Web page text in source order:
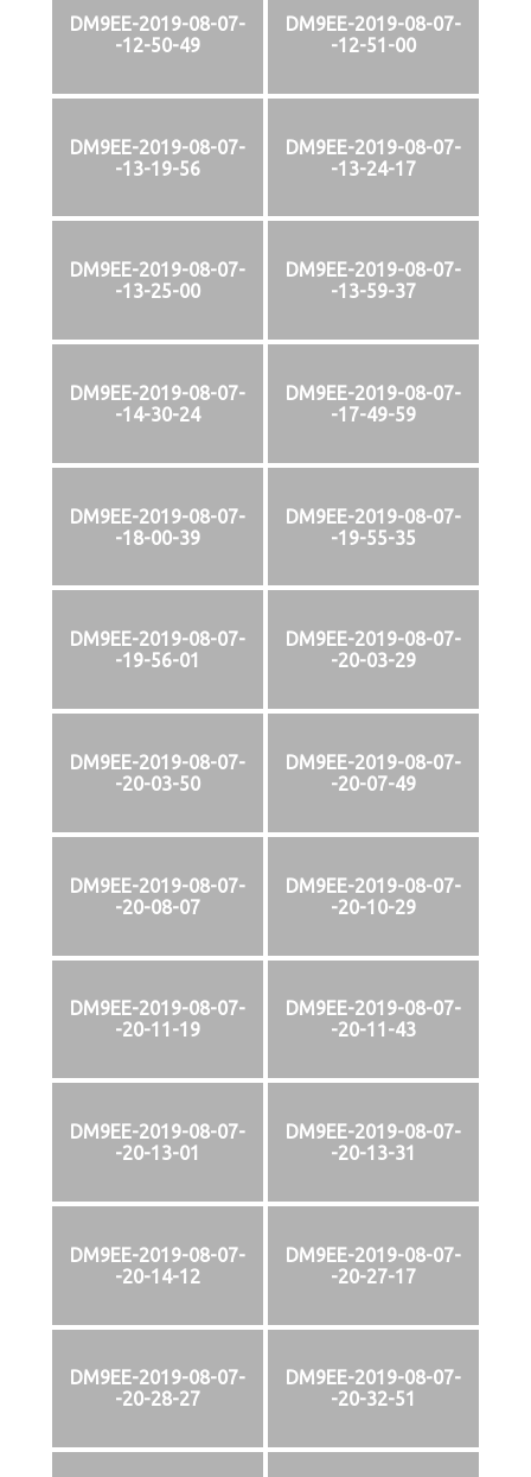
DM9EE-2019-08-07-
-12-50-49
DM9EE-2019-08-07-
-12-51-00
DM9EE-2019-08-07-
-13-19-56
DM9EE-2019-08-07-
-13-24-17
DM9EE-2019-08-07-
-13-25-00
DM9EE-2019-08-07-
-13-59-37
DM9EE-2019-08-07-
-14-30-24
DM9EE-2019-08-07-
-17-49-59
DM9EE-2019-08-07-
-18-00-39
DM9EE-2019-08-07-
-19-55-35
DM9EE-2019-08-07-
-19-56-01
DM9EE-2019-08-07-
-20-03-29
DM9EE-2019-08-07-
-20-03-50
DM9EE-2019-08-07-
-20-07-49
DM9EE-2019-08-07-
-20-08-07
DM9EE-2019-08-07-
-20-10-29
DM9EE-2019-08-07-
-20-11-19
DM9EE-2019-08-07-
-20-11-43
DM9EE-2019-08-07-
-20-13-01
DM9EE-2019-08-07-
-20-13-31
DM9EE-2019-08-07-
-20-14-12
DM9EE-2019-08-07-
-20-27-17
DM9EE-2019-08-07-
-20-28-27
DM9EE-2019-08-07-
-20-32-51